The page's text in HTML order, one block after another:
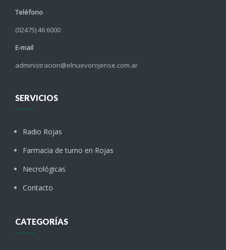
Teléfono
(02475) 46 6000
E-mail
administracion@elnuevorojense.com.ar
SERVICIOS
Radio Rojas
Farmacia de turno en Rojas
Necrológicas
Contacto
CATEGORÍAS